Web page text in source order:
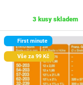
3 kusy skladem
First minute
Vše za 99 Kč